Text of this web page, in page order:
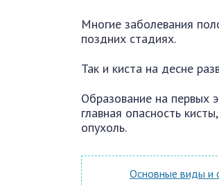
Многие заболевания
поздних стадиях.
Так и киста на десне
Образование на первых
главная опасность
опухоль.
Основные виды и